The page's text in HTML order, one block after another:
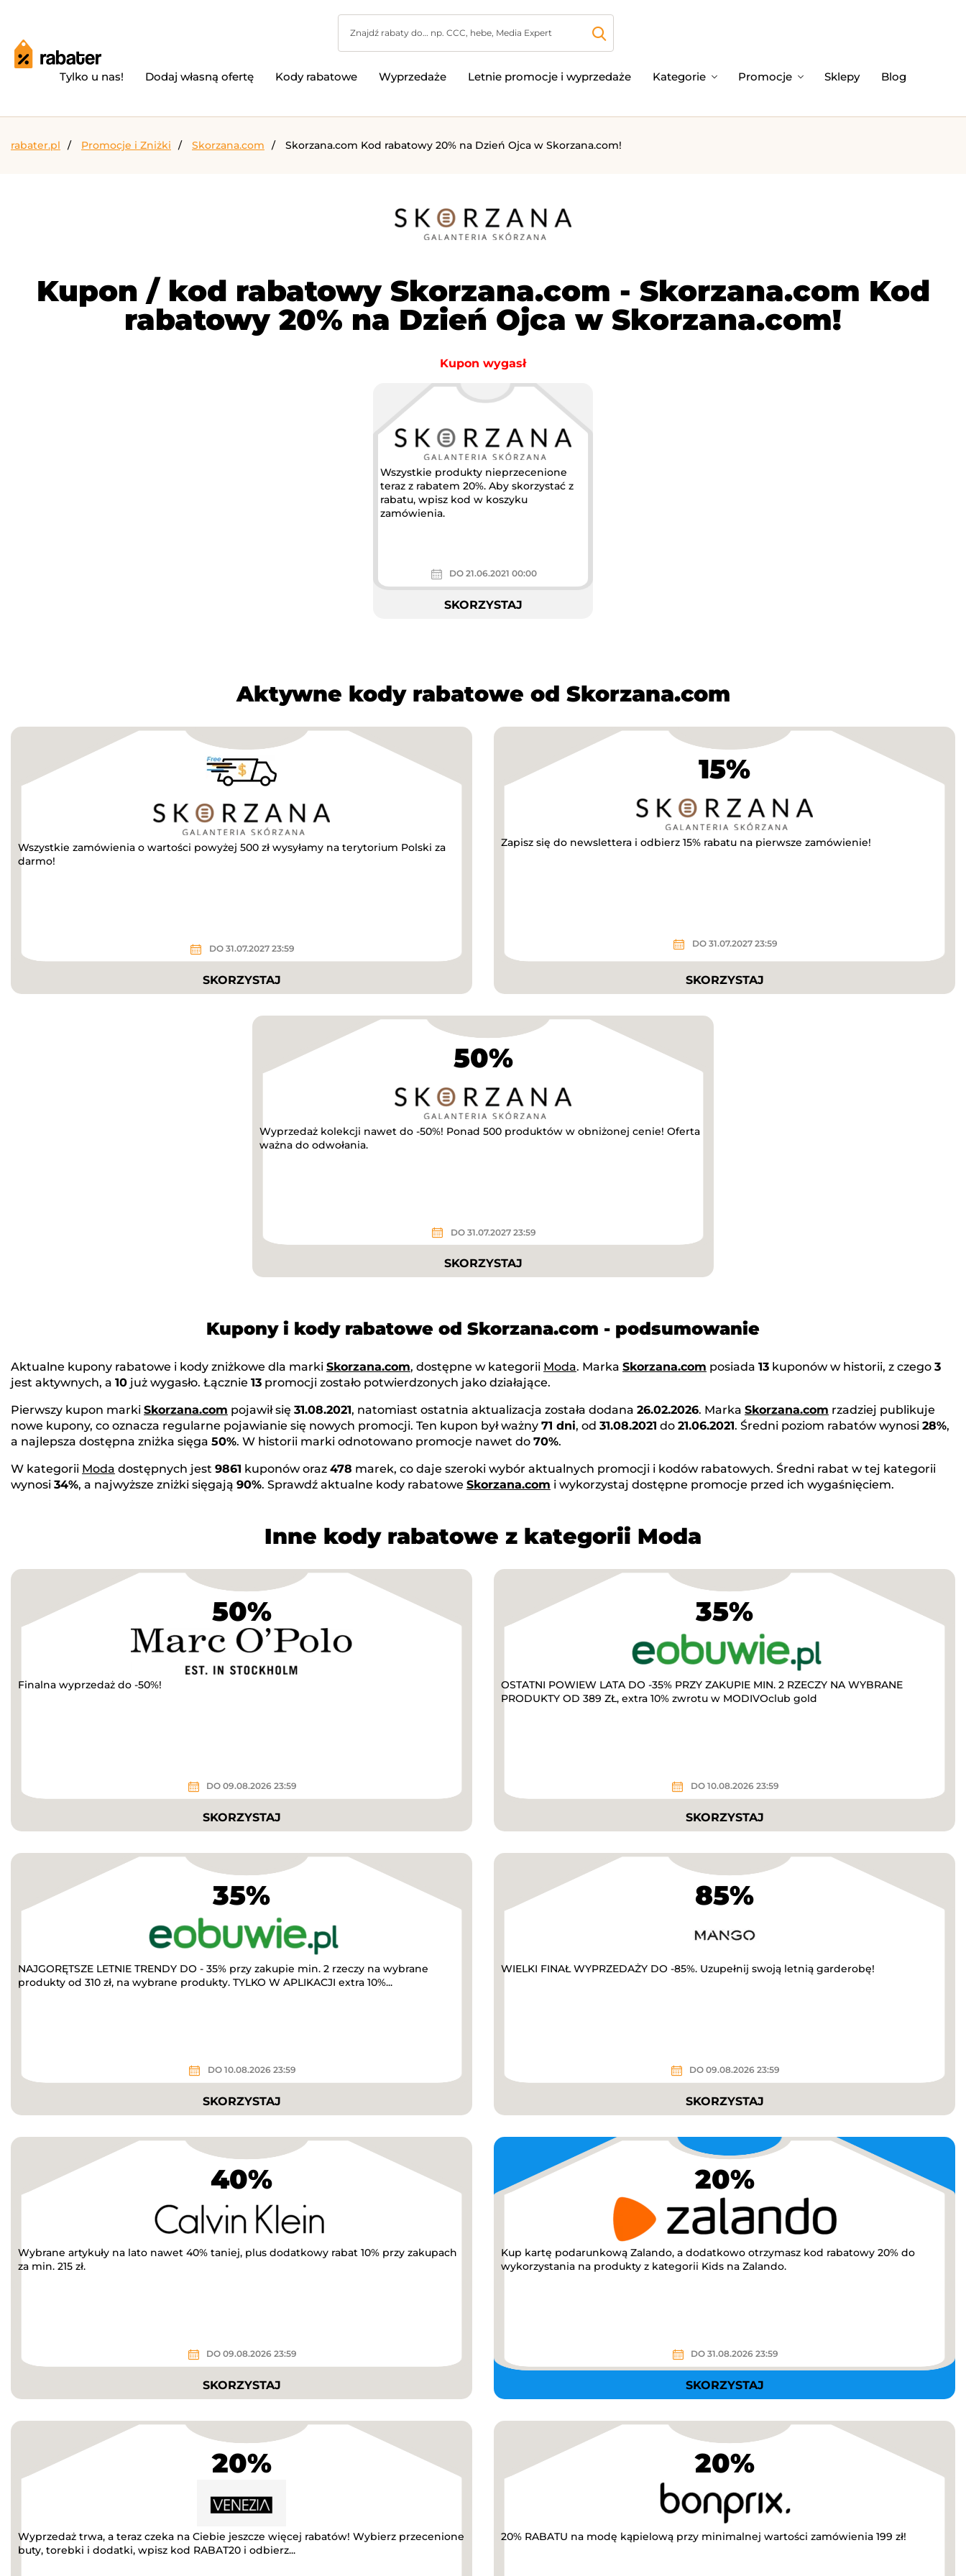
Tylko u nas! Dodaj własną ofertę Kody rabatowe Wyprzedaże Letnie promocje i wyprzedaże Kategorie Promocje Sklepy Blog
rabater.pl Promocje i Zniżki Skorzana.com Skorzana.com Kod rabatowy 20% na Dzień Ojca w Skorzana.com!
Kupon / kod rabatowy Skorzana.com - Skorzana.com Kod
rabatowy 20% na Dzień Ojca w Skorzana.com!
Kupon wygasł
Wszystkie produkty nieprzecenione
teraz z rabatem 20%. Aby skorzystać z
rabatu, wpisz kod w koszyku
zamówienia.
DO 21.06.2021 00:00
SKORZYSTAJ
Aktywne kody rabatowe od Skorzana.com
Wszystkie zamówienia o wartości powyżej 500 zł wysyłamy na terytorium Polski za
darmo!
DO 31.07.2027 23:59
SKORZYSTAJ
15%
Zapisz się do newslettera i odbierz 15% rabatu na pierwsze zamówienie!
DO 31.07.2027 23:59
SKORZYSTAJ
50%
Wyprzedaż kolekcji nawet do -50%! Ponad 500 produktów w obniżonej cenie! Oferta
ważna do odwołania.
DO 31.07.2027 23:59
SKORZYSTAJ
Kupony i kody rabatowe od Skorzana.com - podsumowanie
Aktualne kupony rabatowe i kody zniżkowe dla marki Skorzana.com, dostępne w kategorii Moda. Marka Skorzana.com posiada 13 kuponów w historii, z czego 3
jest aktywnych, a 10 już wygasło. Łącznie 13 promocji zostało potwierdzonych jako działające.
Pierwszy kupon marki Skorzana.com pojawił się 31.08.2021, natomiast ostatnia aktualizacja została dodana 26.02.2026. Marka Skorzana.com rzadziej publikuje
nowe kupony, co oznacza regularne pojawianie się nowych promocji. Ten kupon był ważny 71 dni, od 31.08.2021 do 21.06.2021. Średni poziom rabatów wynosi 28%,
a najlepsza dostępna zniżka sięga 50%. W historii marki odnotowano promocje nawet do 70%.
W kategorii Moda dostępnych jest 9861 kuponów oraz 478 marek, co daje szeroki wybór aktualnych promocji i kodów rabatowych. Średni rabat w tej kategorii
wynosi 34%, a najwyższe zniżki sięgają 90%. Sprawdź aktualne kody rabatowe Skorzana.com i wykorzystaj dostępne promocje przed ich wygaśnięciem.
Inne kody rabatowe z kategorii Moda
50%
Finalna wyprzedaż do -50%!
DO 09.08.2026 23:59
SKORZYSTAJ
35%
OSTATNI POWIEW LATA DO -35% PRZY ZAKUPIE MIN. 2 RZECZY NA WYBRANE
PRODUKTY OD 389 ZŁ, extra 10% zwrotu w MODIVOclub gold
DO 10.08.2026 23:59
SKORZYSTAJ
35%
NAJGORĘTSZE LETNIE TRENDY DO - 35% przy zakupie min. 2 rzeczy na wybrane
produkty od 310 zł, na wybrane produkty. TYLKO W APLIKACJI extra 10%...
DO 10.08.2026 23:59
SKORZYSTAJ
85%
WIELKI FINAŁ WYPRZEDAŻY DO -85%. Uzupełnij swoją letnią garderobę!
DO 09.08.2026 23:59
SKORZYSTAJ
40%
Wybrane artykuły na lato nawet 40% taniej, plus dodatkowy rabat 10% przy zakupach
za min. 215 zł.
DO 09.08.2026 23:59
SKORZYSTAJ
20%
Kup kartę podarunkową Zalando, a dodatkowo otrzymasz kod rabatowy 20% do
wykorzystania na produkty z kategorii Kids na Zalando.
DO 31.08.2026 23:59
SKORZYSTAJ
20%
Wyprzedaż trwa, a teraz czeka na Ciebie jeszcze więcej rabatów! Wybierz przecenione
buty, torebki i dodatki, wpisz kod RABAT20 i odbierz...
20%
20% RABATU na modę kąpielową przy minimalnej wartości zamówienia 199 zł!